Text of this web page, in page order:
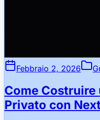
Febbraio 2, 2026
Come
Privato con